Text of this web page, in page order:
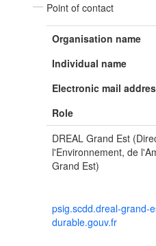
Point of contact
Organisation name
Individual name
Electronic mail
Role
DREAL Grand Est
l'Environnement, de
Grand Est)
psig.scdd.dreal-grand-
durable.gouv.fr